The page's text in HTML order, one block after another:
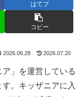
はてブ
コピー
2026.06.28 2026.07.20
ア」を運営している
。キッザニアに入